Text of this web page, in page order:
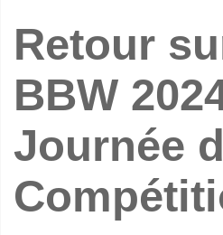
Retour
BBW
Journée